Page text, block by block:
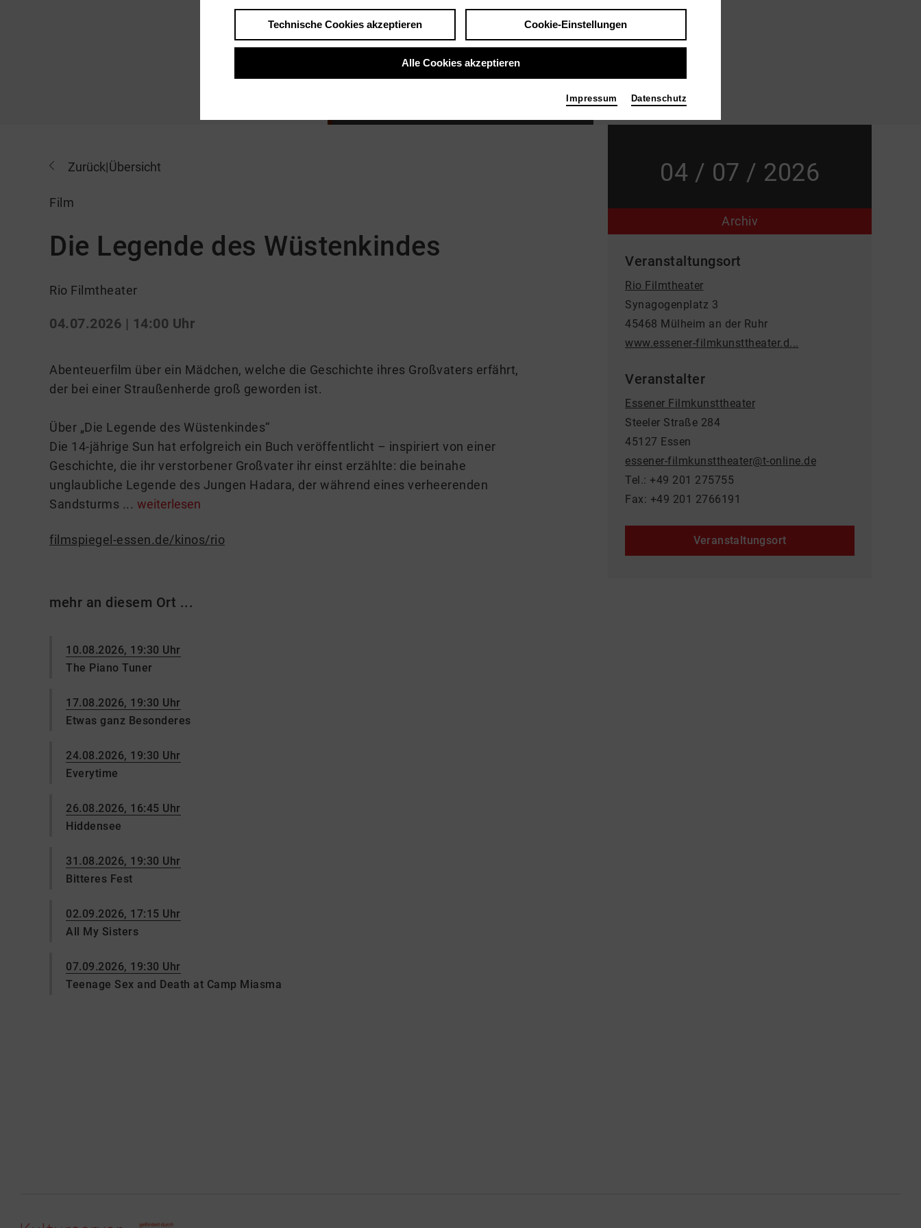
Zurück|Übersicht
Film
Die Legende des Wüstenkindes
Rio Filmtheater
04.07.2026 | 14:00 Uhr
Abenteuerfilm über ein Mädchen, welche die Geschichte ihres Großvaters erfährt,
der bei einer Straußenherde groß geworden ist.
Über „Die Legende des Wüstenkindes“
Die 14-jährige Sun hat erfolgreich ein Buch veröffentlicht – inspiriert von einer
Geschichte, die ihr verstorbener Großvater ihr einst erzählte: die beinahe
unglaubliche Legende des Jungen Hadara, der während eines verheerenden
Sandsturms ... weiterlesen
filmspiegel-essen.de/kinos/rio
mehr an diesem Ort ...
10.08.2026, 19:30 Uhr
The Piano Tuner
17.08.2026, 19:30 Uhr
Etwas ganz Besonderes
24.08.2026, 19:30 Uhr
Everytime
26.08.2026, 16:45 Uhr
Hiddensee
31.08.2026, 19:30 Uhr
Bitteres Fest
02.09.2026, 17:15 Uhr
All My Sisters
07.09.2026, 19:30 Uhr
Teenage Sex and Death at Camp Miasma
04 / 07 / 2026
Archiv
Veranstaltungsort
Rio Filmtheater
Synagogenplatz 3
45468 Mülheim an der Ruhr
www.essener-filmkunsttheater.d...
Veranstalter
Essener Filmkunsttheater
Steeler Straße 284
45127 Essen
essener-filmkunsttheater@t-online.de
Tel.: +49 201 275755
Fax: +49 201 2766191
Veranstaltungsort
Technische Cookies akzeptieren Cookie-Einstellungen
Alle Cookies akzeptieren
Impressum Datenschutz